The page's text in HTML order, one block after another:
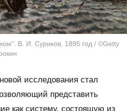
В. И. Суриков, 1895 год / ©Getty
исследования стал
представить
как систему, состоящую из